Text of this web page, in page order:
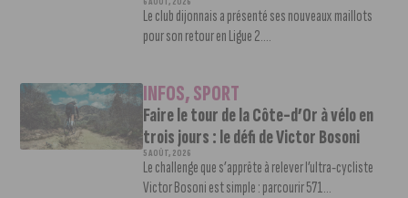
Le club dijonnais a présenté ses nouveaux maillots
pour son retour en Ligue 2....
INFOS,SPORT
Faire le tour de la Côte-d’Or à vélo en
trois jours : le défi de Victor Bosoni
5 AOÛT, 2026
Le challenge que s’apprête à relever l’ultra-cycliste
Victor Bosoni est simple : parcourir 571...